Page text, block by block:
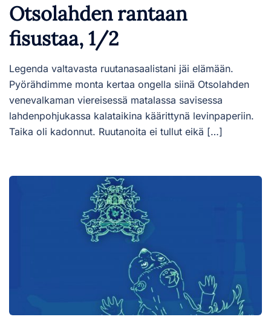
Otsolahden rantaan
fisustaa, 1/2
Legenda valtavasta ruutanasaalistani jäi elämään.
Pyörähdimme monta kertaa ongella siinä Otsolahden
venevalkaman viereisessä matalassa savisessa
lahdenpohjukassa kalataikina käärittynä levinpaperiin.
Taika oli kadonnut. Ruutanoita ei tullut eikä […]